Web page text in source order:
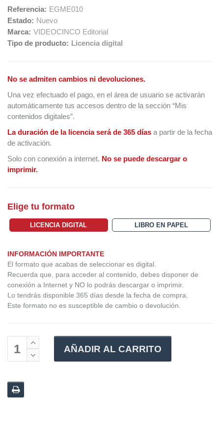
Referencia: EGME010
Estado: Nuevo
Marca: VIDEOCINCO Editorial
Tipo de producto: Licencia digital
No se admiten cambios ni devoluciones.
Una vez efectuado el pago, en el área de usuario se activarán
automáticamente tus accesos dentro de la sección “Mis
contenidos digitales”.
La duración de la licencia será de 365 días a partir de la fecha
de activación.
Solo con conexión a internet. No se puede descargar o
imprimir.
Elige tu formato
LICENCIA DIGITAL LIBRO EN PAPEL
INFORMACIÓN IMPORTANTE
El formato que acabas de seleccionar es digital.
Recuerda que, para acceder al contenido, debes disponer de
conexión a Internet y NO lo podrás descargar o imprimir.
Lo tendrás disponible 365 días desde la fecha de compra.
Este formato no es susceptible de cambio o devolución.
AÑADIR AL CARRITO